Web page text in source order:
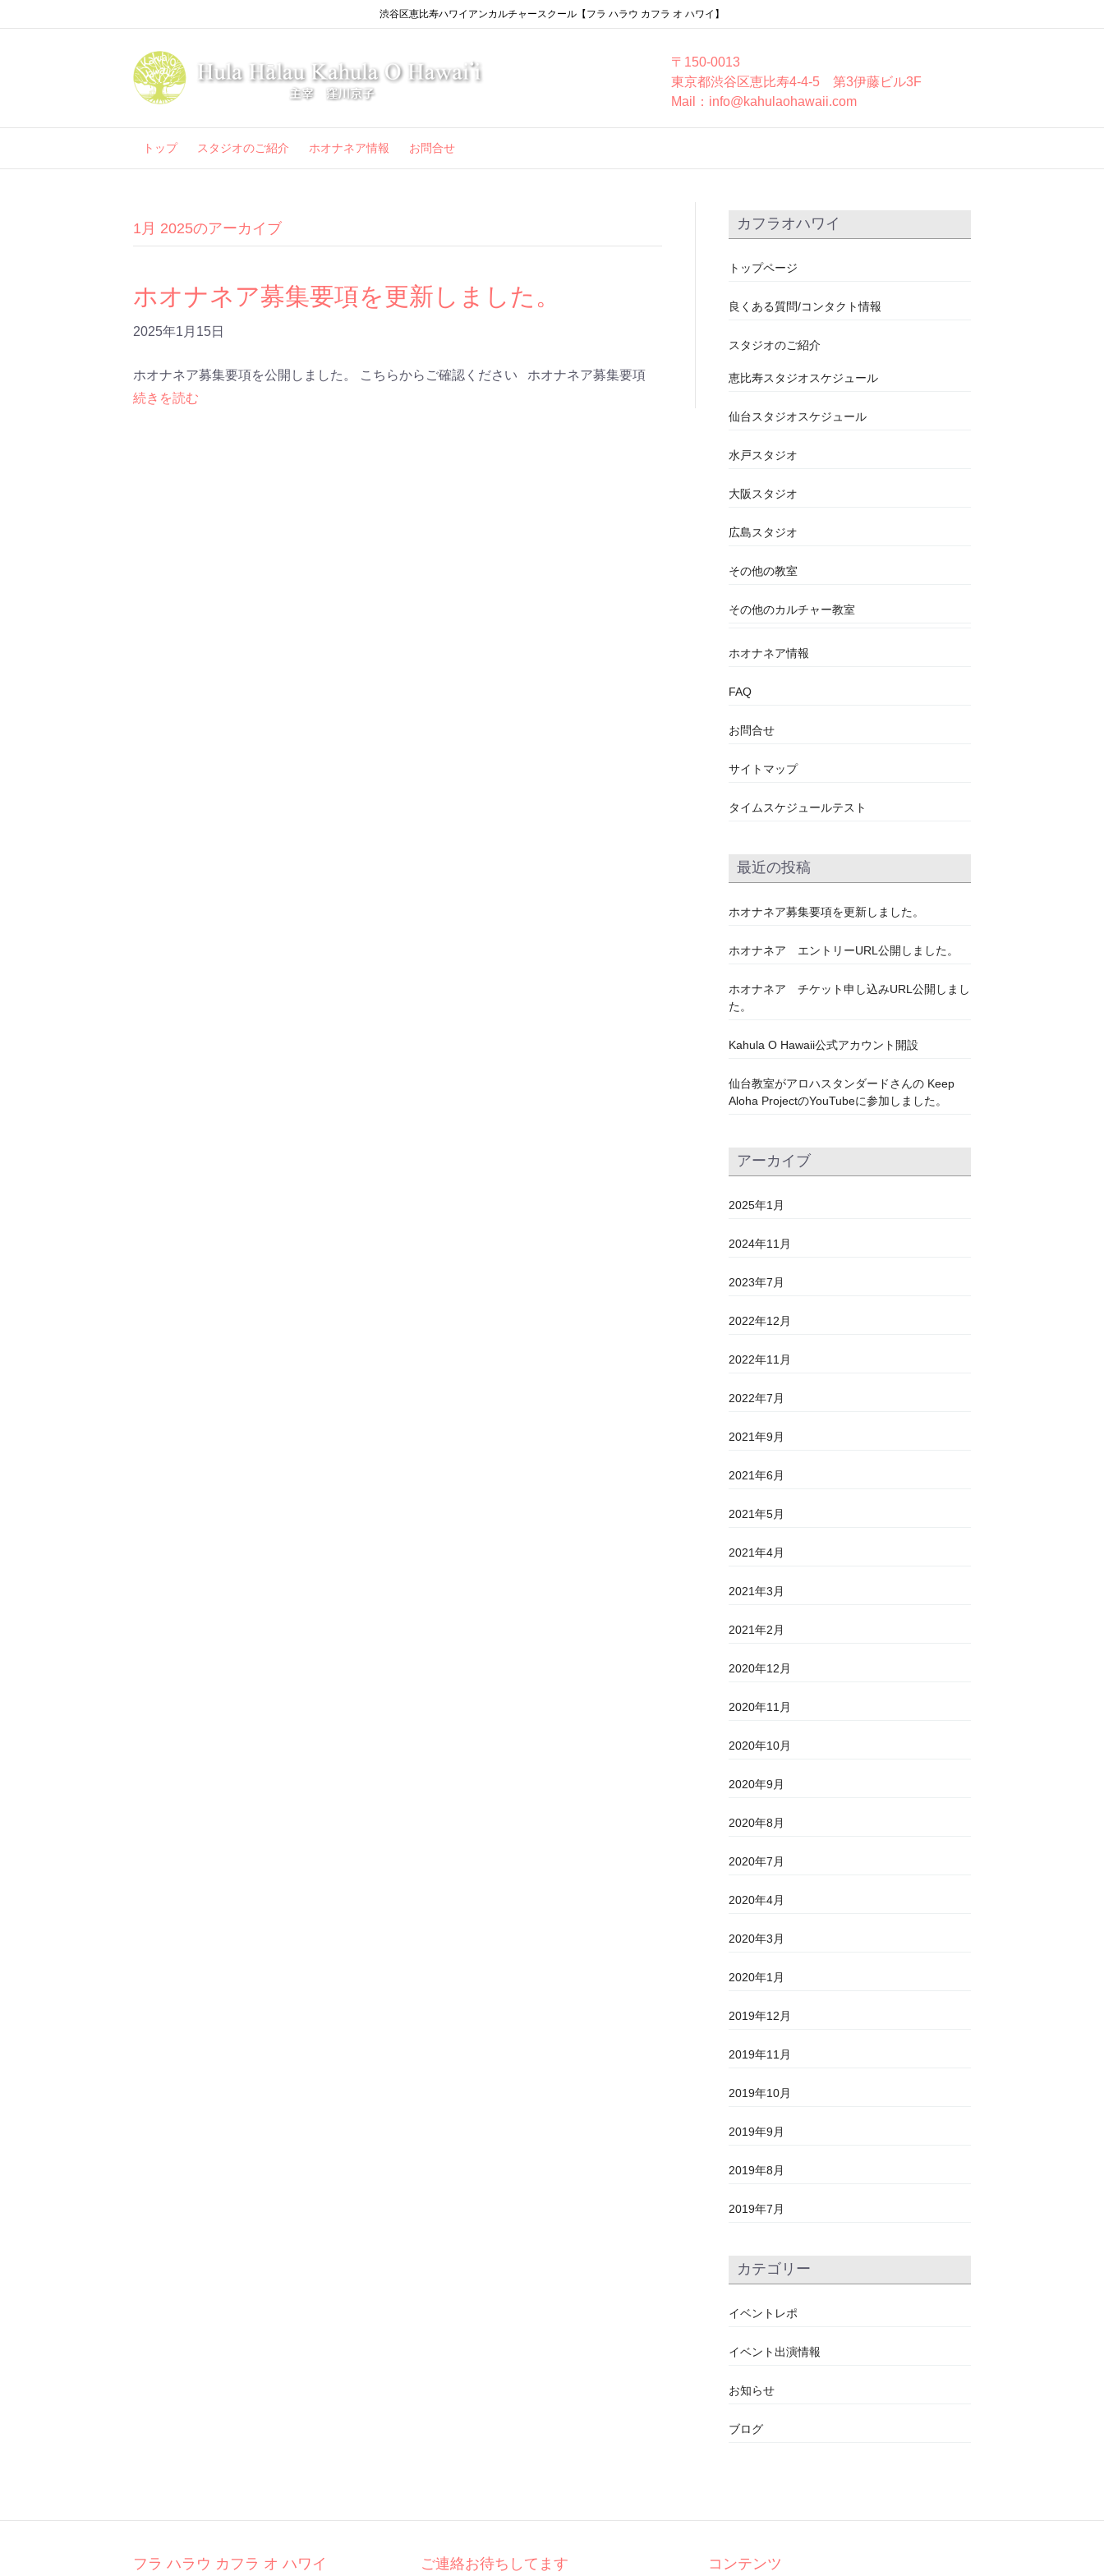
渋谷区恵比寿ハワイアンカルチャースクール【フラ ハラウ カフラ オ ハワイ】
〒150-0013
東京都渋谷区恵比寿4-4-5 第3伊藤ビル3F
Mail：info@kahulaohawaii.com
トップ スタジオのご紹介 ホオナネア情報 お問合せ
1月 2025のアーカイブ
ホオナネア募集要項を更新しました。
2025年1月15日
ホオナネア募集要項を公開しました。 こちらからご確認ください ホオナネア募集要項
続きを読む
カフラオハワイ
トップページ
良くある質問/コンタクト情報
スタジオのご紹介
恵比寿スタジオスケジュール
仙台スタジオスケジュール
水戸スタジオ
大阪スタジオ
広島スタジオ
その他の教室
その他のカルチャー教室
ホオナネア情報
FAQ
お問合せ
サイトマップ
タイムスケジュールテスト
最近の投稿
ホオナネア募集要項を更新しました。
ホオナネア エントリーURL公開しました。
ホオナネア チケット申し込みURL公開しまし
た。
Kahula O Hawaii公式アカウント開設
仙台教室がアロハスタンダードさんの Keep
Aloha ProjectのYouTubeに参加しました。
アーカイブ
2025年1月
2024年11月
2023年7月
2022年12月
2022年11月
2022年7月
2021年9月
2021年6月
2021年5月
2021年4月
2021年3月
2021年2月
2020年12月
2020年11月
2020年10月
2020年9月
2020年8月
2020年7月
2020年4月
2020年3月
2020年1月
2019年12月
2019年11月
2019年10月
2019年9月
2019年8月
2019年7月
カテゴリー
イベントレポ
イベント出演情報
お知らせ
ブログ
フラ ハラウ カフラ オ ハワイ ご連絡お待ちしてます コンテンツ